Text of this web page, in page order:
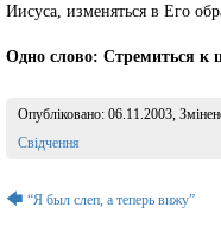
Иисуса, изменяться в Его
Одно слово: Стремиться к
Опубліковано: 06.11.2003 ,
Розділ:
Свідчення
Навігація
🡄 “Я был слеп, а теперь вижу”